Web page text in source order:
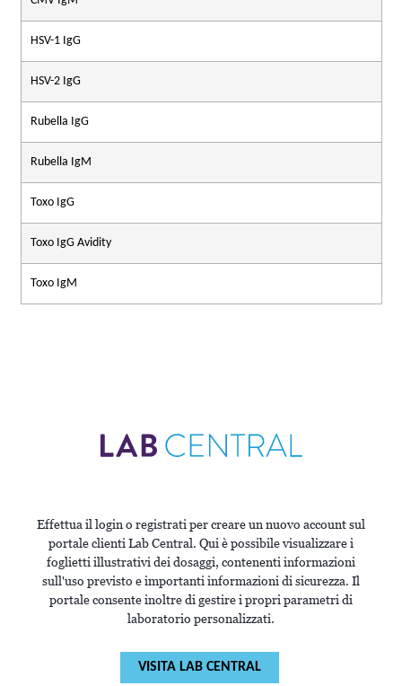
HSV-1 IgG
HSV-2 IgG
Rubella IgG
Rubella IgM
Toxo IgG
Toxo IgG Avidity
Toxo IgM
Effettua il login o registrati per creare un nuovo account sul
portale clienti Lab Central. Qui è possibile visualizzare i
foglietti illustrativi dei dosaggi, contenenti informazioni
sull'uso previsto e importanti informazioni di sicurezza. Il
portale consente inoltre di gestire i propri parametri di
laboratorio personalizzati.
VISITA LAB CENTRAL